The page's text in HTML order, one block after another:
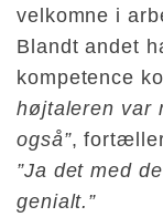
velkomne i
Blandt andet
kompetence
højtaleren var
også”,
”Ja det med
genialt.”